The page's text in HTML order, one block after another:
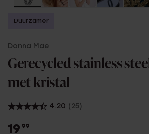
Duurzamer
Donna Mae
Gerecycled stainless
met kristal
4.20 (25)
19 99